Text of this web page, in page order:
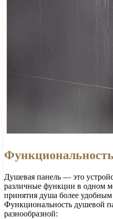
Функциональность
Душевая панель — это
различные функции в одном
принятия душа более
Функциональность душевой
разнообразной: